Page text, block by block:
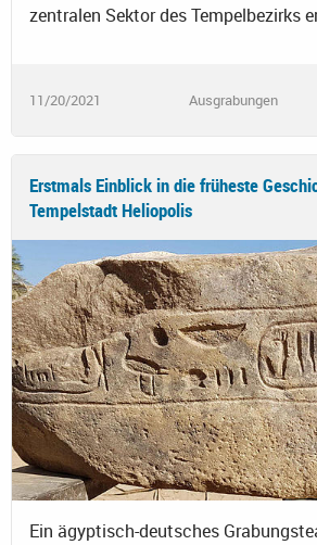
zentralen Sektor des Tempelbezirks
11/20/2021 Ausgrabungen
Erstmals Einblick in die früheste
Tempelstadt Heliopolis
Ein ägyptisch-deutsches